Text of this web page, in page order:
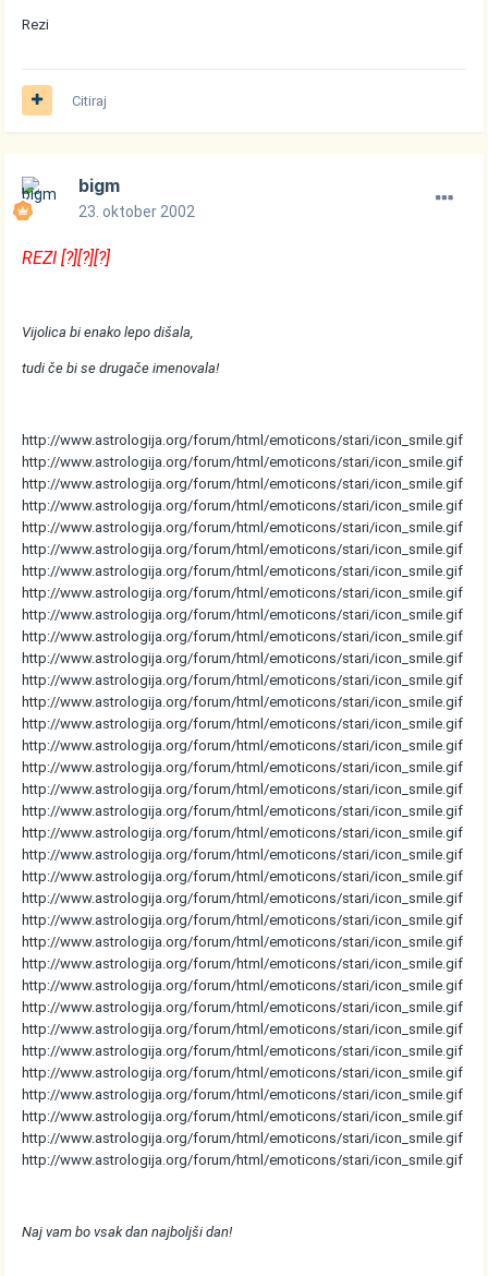
Rezi
Citiraj
bigm
23. oktober 2002
REZI [?][?][?]
Vijolica bi enako lepo dišala,
tudi če bi se drugače imenovala!
http://www.astrologija.org/forum/html/emoticons/stari/icon_smile.gif
http://www.astrologija.org/forum/html/emoticons/stari/icon_smile.gif
http://www.astrologija.org/forum/html/emoticons/stari/icon_smile.gif
http://www.astrologija.org/forum/html/emoticons/stari/icon_smile.gif
http://www.astrologija.org/forum/html/emoticons/stari/icon_smile.gif
http://www.astrologija.org/forum/html/emoticons/stari/icon_smile.gif
http://www.astrologija.org/forum/html/emoticons/stari/icon_smile.gif
http://www.astrologija.org/forum/html/emoticons/stari/icon_smile.gif
http://www.astrologija.org/forum/html/emoticons/stari/icon_smile.gif
http://www.astrologija.org/forum/html/emoticons/stari/icon_smile.gif
http://www.astrologija.org/forum/html/emoticons/stari/icon_smile.gif
http://www.astrologija.org/forum/html/emoticons/stari/icon_smile.gif
http://www.astrologija.org/forum/html/emoticons/stari/icon_smile.gif
http://www.astrologija.org/forum/html/emoticons/stari/icon_smile.gif
http://www.astrologija.org/forum/html/emoticons/stari/icon_smile.gif
http://www.astrologija.org/forum/html/emoticons/stari/icon_smile.gif
http://www.astrologija.org/forum/html/emoticons/stari/icon_smile.gif
http://www.astrologija.org/forum/html/emoticons/stari/icon_smile.gif
http://www.astrologija.org/forum/html/emoticons/stari/icon_smile.gif
http://www.astrologija.org/forum/html/emoticons/stari/icon_smile.gif
http://www.astrologija.org/forum/html/emoticons/stari/icon_smile.gif
http://www.astrologija.org/forum/html/emoticons/stari/icon_smile.gif
http://www.astrologija.org/forum/html/emoticons/stari/icon_smile.gif
http://www.astrologija.org/forum/html/emoticons/stari/icon_smile.gif
http://www.astrologija.org/forum/html/emoticons/stari/icon_smile.gif
http://www.astrologija.org/forum/html/emoticons/stari/icon_smile.gif
http://www.astrologija.org/forum/html/emoticons/stari/icon_smile.gif
http://www.astrologija.org/forum/html/emoticons/stari/icon_smile.gif
http://www.astrologija.org/forum/html/emoticons/stari/icon_smile.gif
http://www.astrologija.org/forum/html/emoticons/stari/icon_smile.gif
http://www.astrologija.org/forum/html/emoticons/stari/icon_smile.gif
http://www.astrologija.org/forum/html/emoticons/stari/icon_smile.gif
http://www.astrologija.org/forum/html/emoticons/stari/icon_smile.gif
http://www.astrologija.org/forum/html/emoticons/stari/icon_smile.gif
Naj vam bo vsak dan najboljši dan!